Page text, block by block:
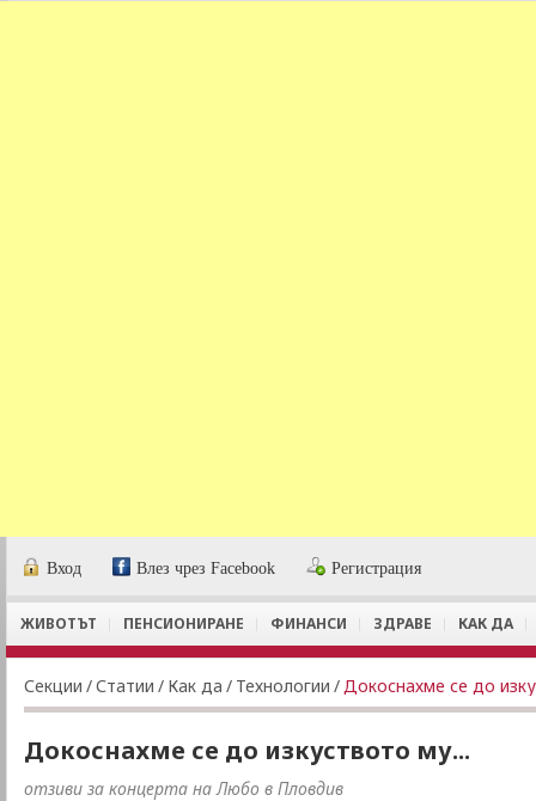
Вход Влез чрез Facebook Регистрация
ЖИВОТЪТ ПЕНСИОНИРАНЕ ФИНАНСИ ЗДРАВЕ КАК ДА
Секции /Статии / Как да / Технологии /Докоснахме се до
Докоснахме се до изкуството му...
отзиви за концерта на Любо в Пловдив